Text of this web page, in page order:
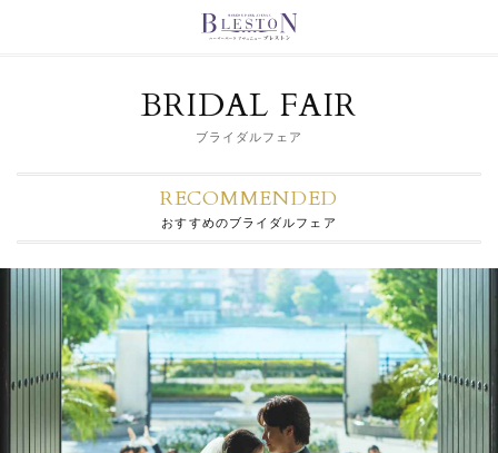
BRIDAL FAIR
ブライダルフェア
RECOMMENDED
おすすめのブライダルフェア